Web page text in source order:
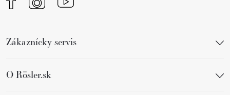
Zákaznícky servis
O Rösler.sk